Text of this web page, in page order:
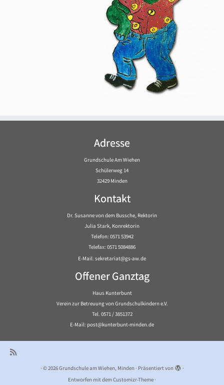
Adresse
Grundschule Am Wiehen
Schülerweg 14
32429 Minden
Kontakt
Dr. Susanne von dem Bussche, Rektorin
Julia Stark, Konrektorin
Telefon: 0571 53942
Telefax: 0571 5084886
E-Mail: sekretariat@gs-aw.de
Offener Ganztag
Haus Kunterbunt
Verein zur Betreuung von Grundschulkindern e.V.
Tel. 0571 / 3851372
E-Mail: post@kunterbunt-minden.de
· © 2026Grundschule am Wiehen, Minden· Präsentiert von
·
Entworfen mit demCustomizr-Theme·